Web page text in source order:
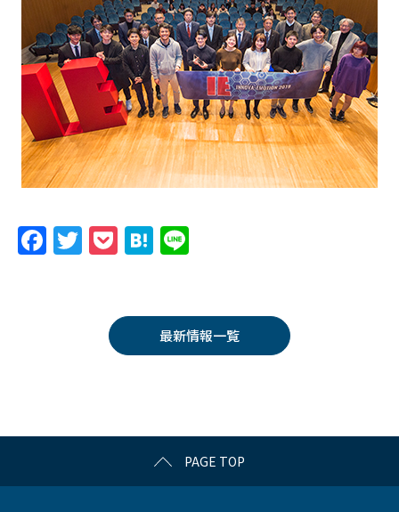
F
k
T
er
P
k
et
H
n
a
最新情報一覧
PAGE TOP